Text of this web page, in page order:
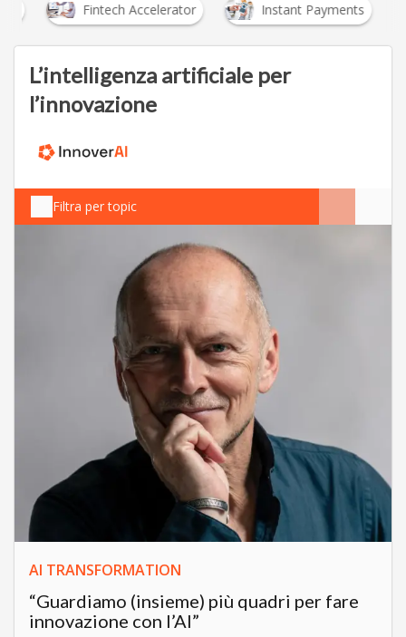
Fintech Accelerator Instant Payments
L’intelligenza artificiale per
l’innovazione
Filtra per topic
AI TRANSFORMATION
“Guardiamo (insieme) più quadri per fare
innovazione con l’AI”